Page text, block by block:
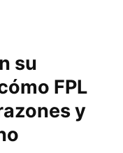
su
FPL
y